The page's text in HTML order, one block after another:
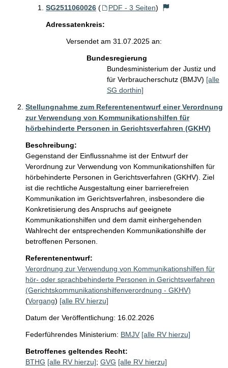
SG2511060026 ( PDF - 3 Seiten)
Adressatenkreis:
Versendet am 31.07.2025 an:
Bundesregierung
Bundesministerium der Justiz und
für Verbraucherschutz (BMJV) [alle
SG dorthin]
Stellungnahme zum Referentenentwurf einer Verordnung
zur Verwendung von Kommunikationshilfen für
hörbehinderte Personen in Gerichtsverfahren (GKHV)
Beschreibung:
Gegenstand der Einflussnahme ist der Entwurf der
Verordnung zur Verwendung von Kommunikationshilfen für
hörbehinderte Personen in Gerichtsverfahren (GKHV). Ziel
ist die rechtliche Ausgestaltung einer barrierefreien
Kommunikation im Gerichtsverfahren, insbesondere die
Konkretisierung des Anspruchs auf geeignete
Kommunikationshilfen und dem damit einhergehenden
Wahlrecht der entsprechenden Kommunikationshilfe der
betroffenen Personen.
Referentenentwurf:
Verordnung zur Verwendung von Kommunikationshilfen für
hör- oder sprachbehinderte Personen in Gerichtsverfahren
(Gerichtskommunikationshilfenverordnung - GKHV)
(Vorgang) [alle RV hierzu]
Datum der Veröffentlichung: 16.02.2026
Federführendes Ministerium: BMJV [alle RV hierzu]
Betroffenes geltendes Recht:
BTHG [alle RV hierzu]; GVG [alle RV hierzu]